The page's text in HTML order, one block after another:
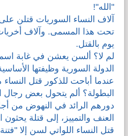
"الله"!
آلاف النساء السوريات قتلن
تحت هذا المسمى. وآلاف
يوم بالقتل.
لم لا؟ ألسن يعشن في غابة
الدولة السورية وظيفتها
عندما أباحت للذكور قتل
البطولة؟ ألم يتحول بعض
دورهم الرائد في النهوض من
العنف والتمييز، إلى قتلة
قتل النساء اللواتي لسن إلا